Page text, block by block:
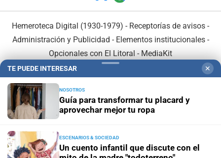
Hemeroteca Digital (1930-1979) - Receptorías de avisos -
Administración y Publicidad - Elementos institucionales-
Opcionales con El Litoral - MediaKit
En Asociación con:
TE PUEDE INTERESAR ✕
NOSOTROS
Guía para transformar tu placard y
aprovechar mejor tu ropa
ESCENARIOS & SOCIEDAD
Un cuento infantil que discute con el